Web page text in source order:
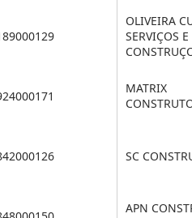
OLIVEIRA
SERVIÇOS E
MATRIX
SC
APN